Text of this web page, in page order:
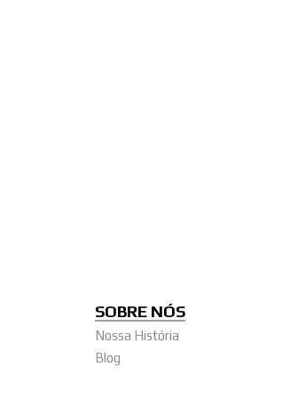
SOBRE NÓS
Nossa História
Blog